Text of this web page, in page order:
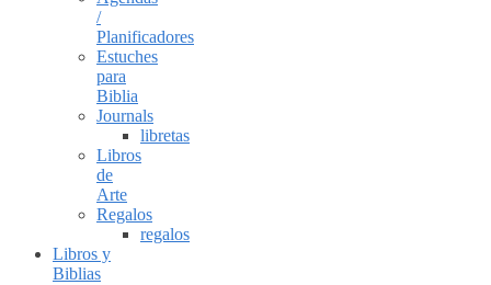
/
Planificadores
Estuches
para
Biblia
Journals
libretas
Libros
de
Arte
Regalos
regalos
Libros y
Biblias